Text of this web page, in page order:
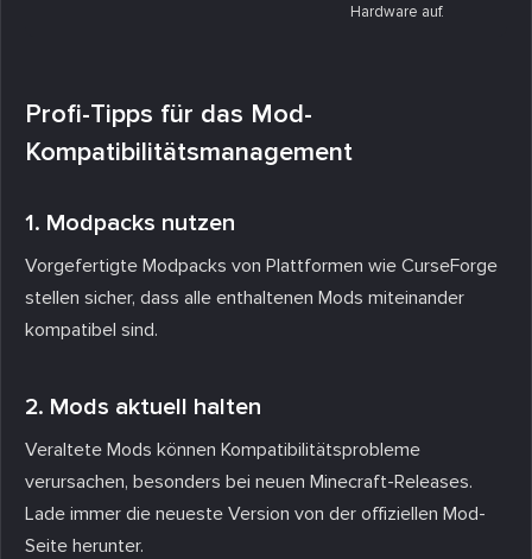
Hardware auf.
Profi-Tipps für das Mod-
Kompatibilitätsmanagement
1. Modpacks nutzen
Vorgefertigte Modpacks von Plattformen wie CurseForge
stellen sicher, dass alle enthaltenen Mods miteinander
kompatibel sind.
2. Mods aktuell halten
Veraltete Mods können Kompatibilitätsprobleme
verursachen, besonders bei neuen Minecraft-Releases.
Lade immer die neueste Version von der offiziellen Mod-
Seite herunter.